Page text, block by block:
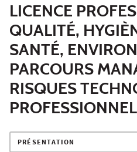
LICENCE
QUALITÉ,
SANTÉ,
PARCOURS
RISQUES
PRÉSENTATION